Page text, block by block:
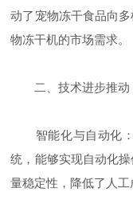
动了宠物冻干食品向
物冻干机的市场需求。
二、技术进步推动
智能化与自动化：
统，能够实现自动化
量稳定性，降低了人工